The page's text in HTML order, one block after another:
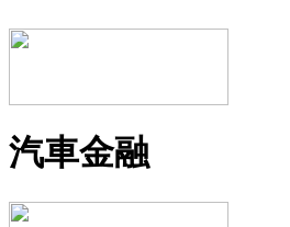
汽車金融